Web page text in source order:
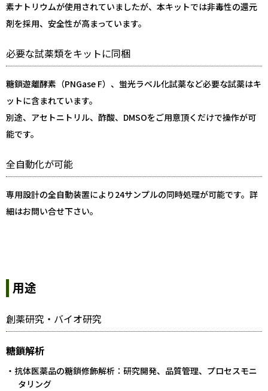
素ナトリウムが使用されていましたが、本キットでは非毒性の還元
剤を採用、安全性が高まっています。
必要な試薬類をキットに同梱
糖鎖遊離酵素（PNGase F）、蛍光ラベル化試薬など必要な試薬はキ
ットに含まれています。
別途、アセトニトリル、酢酸、DMSOをご用意頂くだけで操作が可
能です。
全自動化が可能
専用設計の全自動装置により24サンプルの同時処理が可能です。詳
細はお問い合せ下さい。
用途
創薬研究・バイオ研究
糖鎖解析
・抗体医薬品の糖鎖修飾解析：研究開発、品質管理、プロセスモニ
タリング